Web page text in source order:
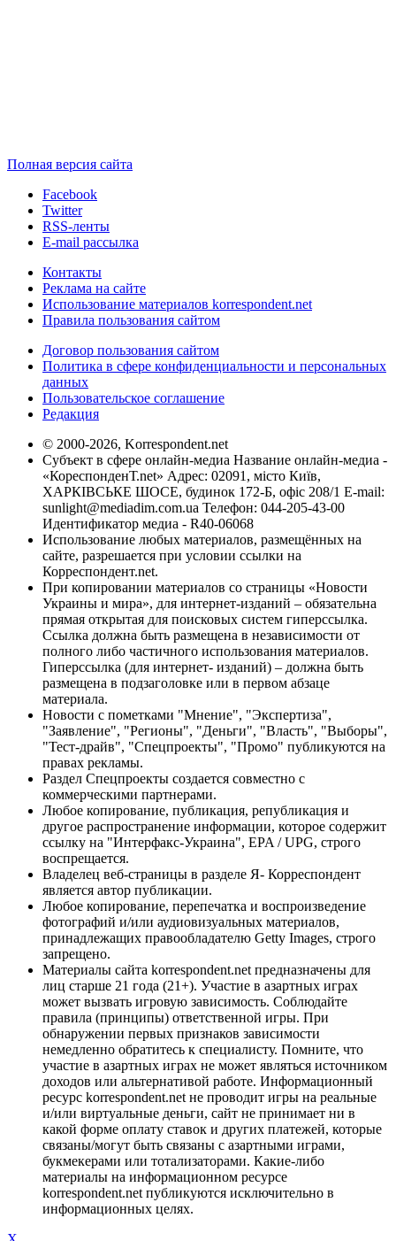
Полная версия сайта
Facebook
Twitter
RSS-ленты
E-mail рассылка
Контакты
Реклама на сайте
Использование материалов korrespondent.net
Правила пользования сайтом
Договор пользования сайтом
Политика в сфере конфиденциальности и персональных
данных
Пользовательское соглашение
Редакция
© 2000-2026, Korrespondent.net
Субъект в сфере онлайн-медиа Название онлайн-медиа -
«КореспонденТ.net» Адрес: 02091, місто Київ,
ХАРКІВСЬКЕ ШОСЕ, будинок 172-Б, офіс 208/1 E-mail:
sunlight@mediadim.com.ua Телефон: 044-205-43-00
Идентификатор медиа - R40-06068
Использование любых материалов, размещённых на
сайте, разрешается при условии ссылки на
Корреспондент.net.
При копировании материалов со страницы «Новости
Украины и мира», для интернет-изданий – обязательна
прямая открытая для поисковых систем гиперссылка.
Ссылка должна быть размещена в независимости от
полного либо частичного использования материалов.
Гиперссылка (для интернет- изданий) – должна быть
размещена в подзаголовке или в первом абзаце
материала.
Новости с пометками "Мнение", "Экспертиза",
"Заявление", "Регионы", "Деньги", "Власть", "Выборы",
"Тест-драйв", "Спецпроекты", "Промо" публикуются на
правах рекламы.
Раздел Спецпроекты создается совместно с
коммерческими партнерами.
Любое копирование, публикация, републикация и
другое распространение информации, которое содержит
ссылку на "Интерфакс-Украина", EPA / UPG, строго
воспрещается.
Владелец веб-страницы в разделе Я- Корреспондент
является автор публикации.
Любое копирование, перепечатка и воспроизведение
фотографий и/или аудиовизуальных материалов,
принадлежащих правообладателю Getty Images, строго
запрещено.
Материалы сайта korrespondent.net предназначены для
лиц старше 21 года (21+). Участие в азартных играх
может вызвать игровую зависимость. Соблюдайте
правила (принципы) ответственной игры. При
обнаружении первых признаков зависимости
немедленно обратитесь к специалисту. Помните, что
участие в азартных играх не может являться источником
доходов или альтернативой работе. Информационный
ресурс korrespondent.net не проводит игры на реальные
и/или виртуальные деньги, сайт не принимает ни в
какой форме оплату ставок и других платежей, которые
связаны/могут быть связаны с азартными играми,
букмекерами или тотализаторами. Какие-либо
материалы на информационном ресурсе
korrespondent.net публикуются исключительно в
информационных целях.